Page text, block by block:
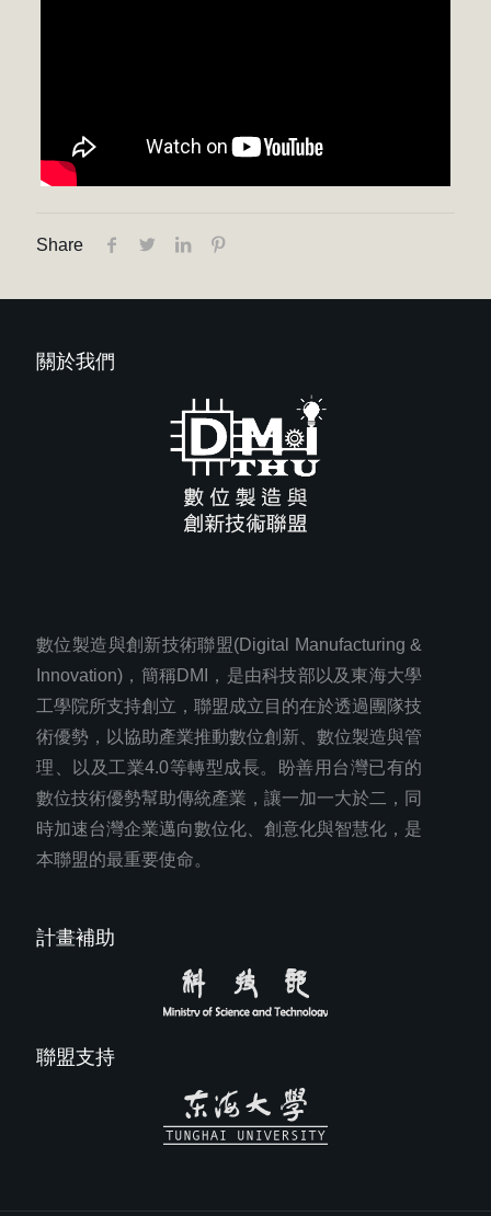
Share
關於我們
數位製造與創新技術聯盟(Digital Manufacturing &
Innovation)，簡稱DMI，是由科技部以及東海大學
工學院所支持創立，聯盟成立目的在於透過團隊技
術優勢，以協助產業推動數位創新、數位製造與管
理、以及工業4.0等轉型成長。盼善用台灣已有的
數位技術優勢幫助傳統產業，讓一加一大於二，同
時加速台灣企業邁向數位化、創意化與智慧化，是
本聯盟的最重要使命。
計畫補助
聯盟支持